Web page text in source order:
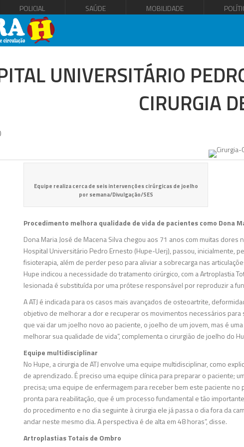
POLICIAL SAÚDE MOBILIDADE
UNIVERSITÁRIO
CIRURGIA
Equipe realiza cerca de seis intervenções cirúrgicas de joelho
por semana/Divulgação/SES
Procedimento melhora qualidade de vida de pacientes como Dona
Dona Maria José de Macena Silva chegou aos 71 anos com muitas
Hospital Universitário Pedro Ernesto (Hupe-Uerj), passou, inicialmente,
fisioterapia, além de perder peso para aliviar a sobrecarga nas
Hupe indicou a necessidade do tratamento cirúrgico, com a Artroplastia
lesionada é substituída por uma prótese responsável por reproduzir a
A ATJ é indicada para os casos mais avançados de osteoartrite,
objetivo de melhorar a dor e recuperar os movimentos necessários para
que vai dar um joelho novo ao paciente, o joelho de um jovem, mas é
melhorar sua qualidade de vida”, complementa o cirurgião de joelho do
Equipe multidisciplinar
No Hupe, a cirurgia de ATJ envolve uma equipe multidisciplinar, como
de aprendizado. É preciso uma equipe clínica para preparar o paciente;
precisa; uma equipe de enfermagem para receber bem este paciente
pronta para reabilitação, que é um processo fundamental e tão
do procedimento e no dia seguinte à cirurgia ele já passa o dia fora da
andar neste mesmo dia. A perspectiva é de alta em 48 horas”, disse.
Artroplastias Totais de Ombro